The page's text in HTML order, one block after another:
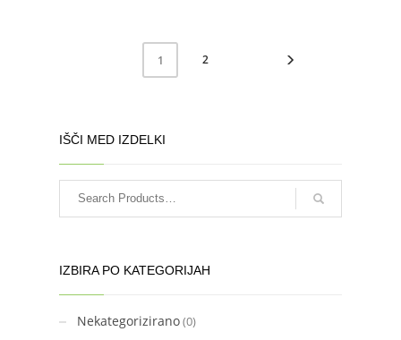
1 2
IŠČI MED IZDELKI
IZBIRA PO KATEGORIJAH
Nekategorizirano(0)